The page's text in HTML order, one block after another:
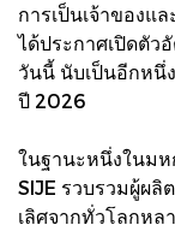
การเป็นเจ้าของแ
ได้ประกาศเปิดตัว
วันนี้ นับเป็นอีกหนึ่
ปี 2026
ในฐานะหนึ่งในมห
SIJE รวบรวมผู้ผลิ
เลิศจากทั่วโลกหล